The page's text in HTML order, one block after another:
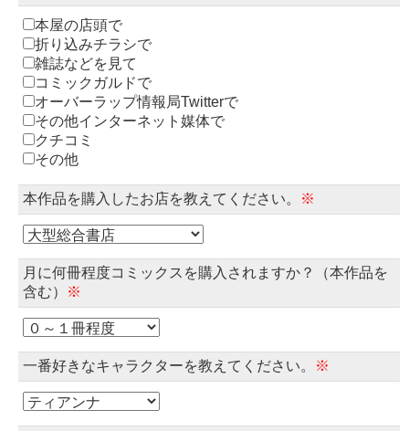
本屋の店頭で
折り込みチラシで
雑誌などを見て
コミックガルドで
オーバーラップ情報局Twitterで
その他インターネット媒体で
クチコミ
その他
本作品を購入したお店を教えてください。 ※
月に何冊程度コミックスを購入されますか？（本作品を
含む）
※
一番好きなキャラクターを教えてください。 ※